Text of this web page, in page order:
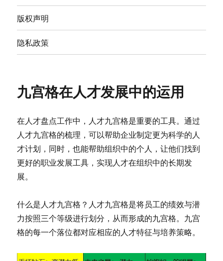
版权声明
隐私政策
九宫格在人才发展中的运用
在人才盘点工作中，人才九宫格是重要的工具。通过
人才九宫格的梳理，可以帮助企业制定更为科学的人
才计划，同时，也能帮助组织中的个人，让他们找到
更好的职业发展工具，实现人才在组织中的长期发
展。
什么是人才九宫格？人才九宫格是将员工的绩效与潜
力按照三个等级进行划分，从而形成的九宫格。九宫
格的每一个落位都对应相应的人才特征与培养策略。